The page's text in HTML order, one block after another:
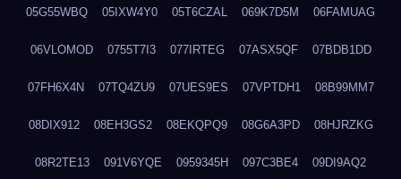
05G55WBQ 05IXW4Y0 05T6CZAL 069K7D5M 06FAMUAG
06VLOMOD 0755T7I3 077IRTEG 07ASX5QF 07BDB1DD
07FH6X4N 07TQ4ZU9 07UES9ES 07VPTDH1 08B99MM7
08DIX912 08EH3GS2 08EKQPQ9 08G6A3PD 08HJRZKG
08R2TE13 091V6YQE 0959345H 097C3BE4 09DI9AQ2